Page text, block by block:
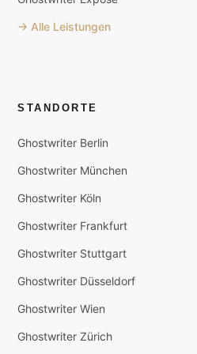
→ Alle Leistungen
STANDORTE
Ghostwriter Berlin
Ghostwriter München
Ghostwriter Köln
Ghostwriter Frankfurt
Ghostwriter Stuttgart
Ghostwriter Düsseldorf
Ghostwriter Wien
Ghostwriter Zürich